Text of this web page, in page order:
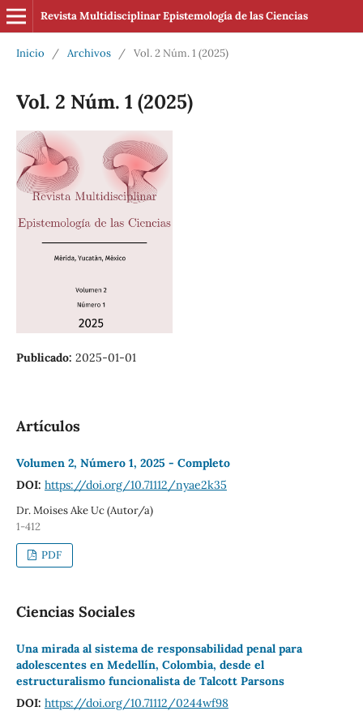
Revista Multidisciplinar Epistemología de las Ciencias
Inicio / Archivos / Vol. 2 Núm. 1 (2025)
Vol. 2 Núm. 1 (2025)
Publicado: 2025-01-01
Artículos
Volumen 2, Número 1, 2025 - Completo
DOI: https://doi.org/10.71112/nyae2k35
Dr. Moises Ake Uc (Autor/a)
1-412
PDF
Ciencias Sociales
Una mirada al sistema de responsabilidad penal para
adolescentes en Medellín, Colombia, desde el
estructuralismo funcionalista de Talcott Parsons
DOI: https://doi.org/10.71112/0244wf98